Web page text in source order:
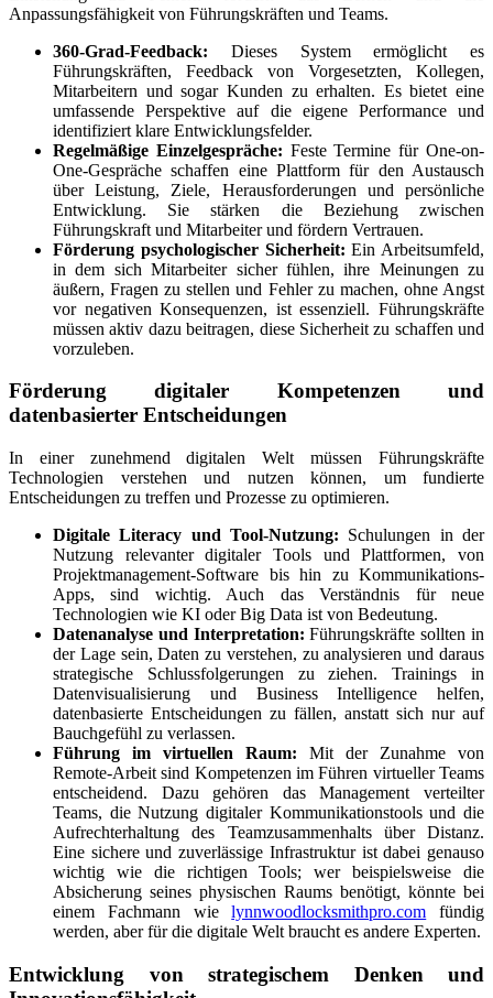
Anpassungsfähigkeit von Führungskräften und Teams.
360-Grad-Feedback: Dieses System ermöglicht es
Führungskräften, Feedback von Vorgesetzten, Kollegen,
Mitarbeitern und sogar Kunden zu erhalten. Es bietet eine
umfassende Perspektive auf die eigene Performance und
identifiziert klare Entwicklungsfelder.
Regelmäßige Einzelgespräche: Feste Termine für One-on-
One-Gespräche schaffen eine Plattform für den Austausch
über Leistung, Ziele, Herausforderungen und persönliche
Entwicklung. Sie stärken die Beziehung zwischen
Führungskraft und Mitarbeiter und fördern Vertrauen.
Förderung psychologischer Sicherheit: Ein Arbeitsumfeld,
in dem sich Mitarbeiter sicher fühlen, ihre Meinungen zu
äußern, Fragen zu stellen und Fehler zu machen, ohne Angst
vor negativen Konsequenzen, ist essenziell. Führungskräfte
müssen aktiv dazu beitragen, diese Sicherheit zu schaffen und
vorzuleben.
Förderung digitaler Kompetenzen und
datenbasierter Entscheidungen
In einer zunehmend digitalen Welt müssen Führungskräfte
Technologien verstehen und nutzen können, um fundierte
Entscheidungen zu treffen und Prozesse zu optimieren.
Digitale Literacy und Tool-Nutzung: Schulungen in der
Nutzung relevanter digitaler Tools und Plattformen, von
Projektmanagement-Software bis hin zu Kommunikations-
Apps, sind wichtig. Auch das Verständnis für neue
Technologien wie KI oder Big Data ist von Bedeutung.
Datenanalyse und Interpretation: Führungskräfte sollten in
der Lage sein, Daten zu verstehen, zu analysieren und daraus
strategische Schlussfolgerungen zu ziehen. Trainings in
Datenvisualisierung und Business Intelligence helfen,
datenbasierte Entscheidungen zu fällen, anstatt sich nur auf
Bauchgefühl zu verlassen.
Führung im virtuellen Raum: Mit der Zunahme von
Remote-Arbeit sind Kompetenzen im Führen virtueller Teams
entscheidend. Dazu gehören das Management verteilter
Teams, die Nutzung digitaler Kommunikationstools und die
Aufrechterhaltung des Teamzusammenhalts über Distanz.
Eine sichere und zuverlässige Infrastruktur ist dabei genauso
wichtig wie die richtigen Tools; wer beispielsweise die
Absicherung seines physischen Raums benötigt, könnte bei
einem Fachmann wielynnwoodlocksmithpro.com fündig
werden, aber für die digitale Welt braucht es andere Experten.
Entwicklung von strategischem Denken und